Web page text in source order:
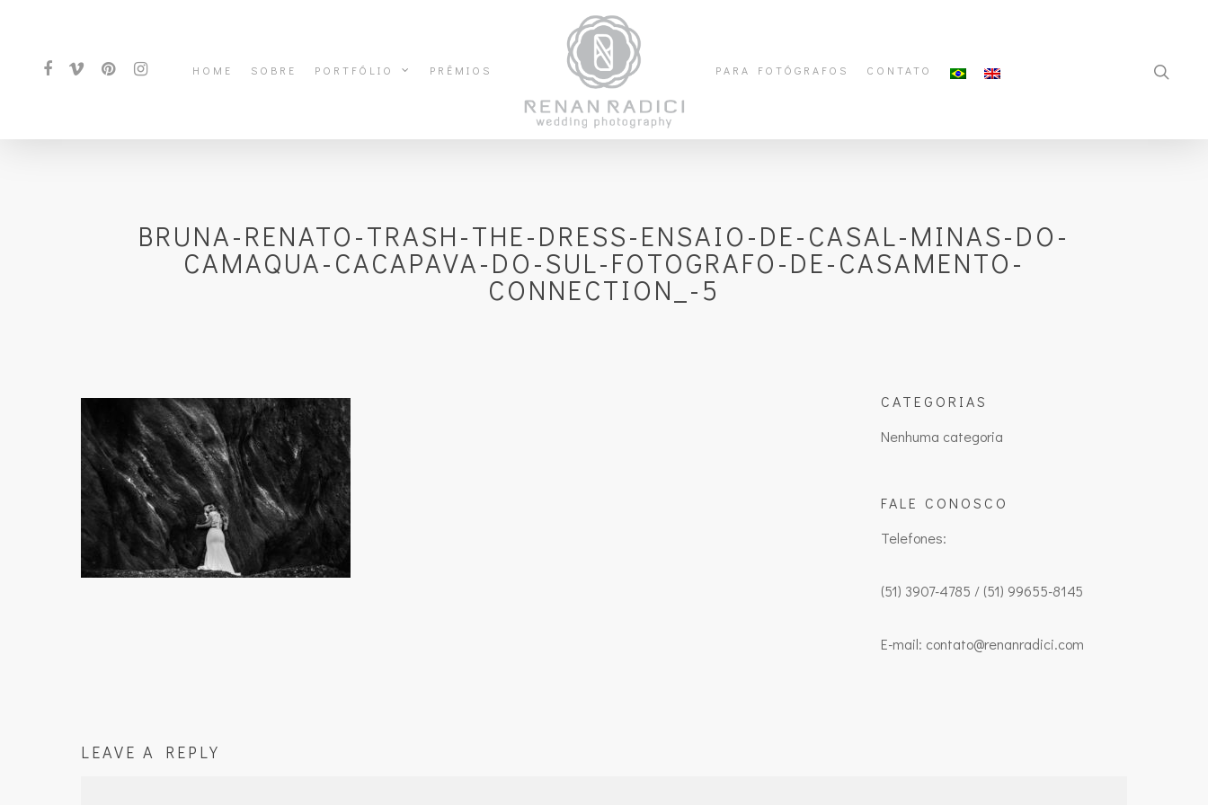
HOME SOBRE PORTFÓLIO PRÊMIOS PARA FOTÓGRAFOS CONTATO
BRUNA-RENATO-TRASH-THE-DRESS-ENSAIO-DE-CASAL-MINAS-DO-
CAMAQUA-CACAPAVA-DO-SUL-FOTOGRAFO-DE-CASAMENTO-
CONNECTION_-5
CATEGORIAS
Nenhuma categoria
FALE CONOSCO
Telefones:
(51) 3907-4785 / (51) 99655-8145
E-mail: contato@renanradici.com
LEAVE A REPLY